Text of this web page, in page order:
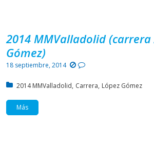
2014 MMValladolid (carrera
Gómez)
18 septiembre, 2014
Posted in:
2014 MMValladolid Carrera López Gómez
Más